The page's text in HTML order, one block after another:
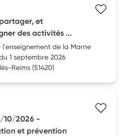
et
des activités ...
l'enseignement de la Marne
1 septembre 2026
Reims (51420)
10/2026 -
et prévention